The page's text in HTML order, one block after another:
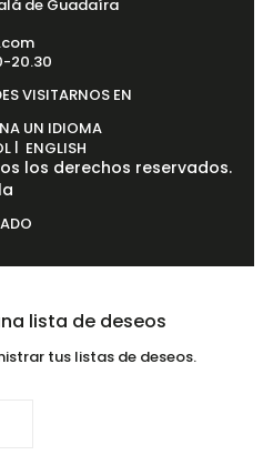
de Guadaíra
20.30
VISITARNOS EN
UN IDIOMA
| ENGLISH
los derechos reservados.
lista de deseos
tus listas de deseos.